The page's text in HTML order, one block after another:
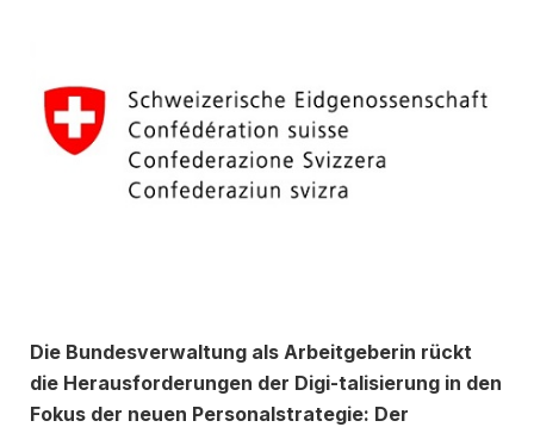
Die Bundesverwaltung als Arbeitgeberin rückt
die Herausforderungen der Digi-talisierung in den
Fokus der neuen Personalstrategie: Der